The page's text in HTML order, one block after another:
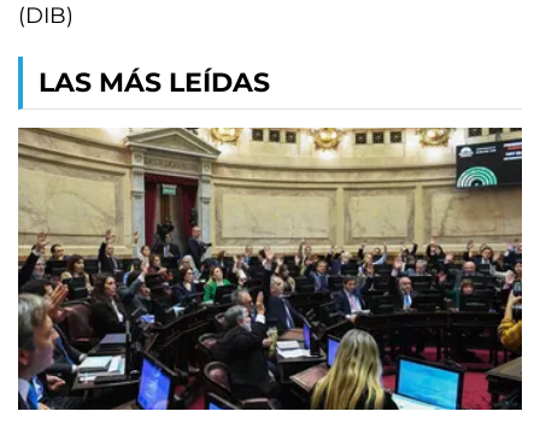
(DIB)
LAS MÁS LEÍDAS